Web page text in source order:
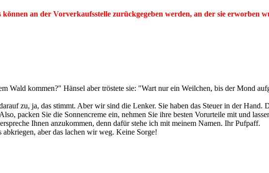
können an der Vorverkaufsstelle zurückgegeben werden, an der sie erworben
Wald kommen?" Hänsel aber tröstete sie: "Wart nur ein Weilchen, bis der Mond
zu, ja, das stimmt. Aber wir sind die Lenker. Sie haben das Steuer in der
packen Sie die Sonnencreme ein, nehmen Sie ihre besten Vorurteile mit und
Ihnen anzukommen, denn dafür stehe ich mit meinem Namen. Ihr Pufpaff.
abkriegen, aber das lachen wir weg. Keine Sorge!